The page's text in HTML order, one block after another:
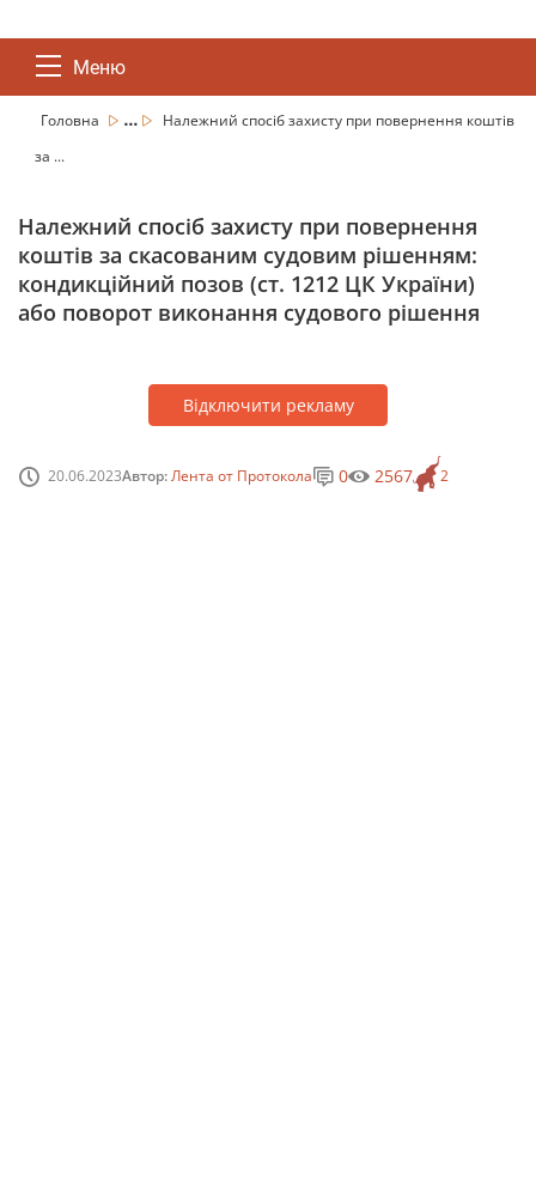
Меню
Головна ...
Належний спосіб захисту при повернення коштів
за ...
Належний спосіб захисту при повернення
коштів за скасованим судовим рішенням:
кондикційний позов (ст. 1212 ЦК України)
або поворот виконання судового рішення
Відключити рекламу
20.06.2023Автор:Лента от Протокола 2
0 2567